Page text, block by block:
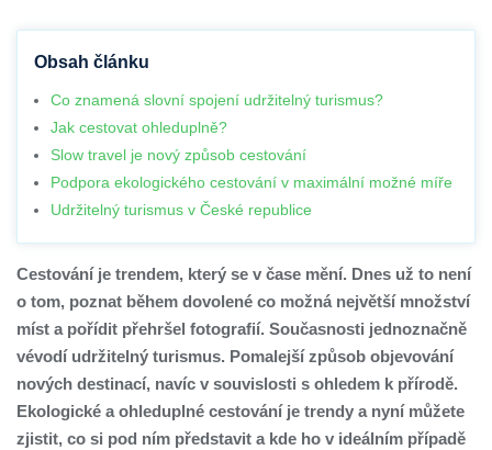
Obsah článku
Co znamená slovní spojení udržitelný turismus?
Jak cestovat ohleduplně?
Slow travel je nový způsob cestování
Podpora ekologického cestování v maximální možné míře
Udržitelný turismus v České republice
Cestování je trendem, který se v čase mění. Dnes už to není
o tom, poznat během dovolené co možná největší množství
míst a pořídit přehršel fotografií. Současnosti jednoznačně
vévodí udržitelný turismus. Pomalejší způsob objevování
nových destinací, navíc v souvislosti s ohledem k přírodě.
Ekologické a ohleduplné cestování je trendy a nyní můžete
zjistit, co si pod ním představit a kde ho v ideálním případě